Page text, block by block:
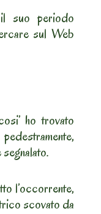
suo periodo
sul Web
ho trovato
l’occorrente,
scovato da